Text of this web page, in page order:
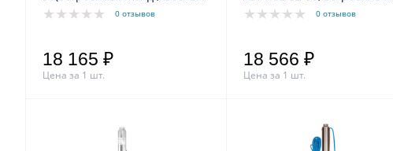
1.5) Aquario
0 отзывов
18 165 ₽
Цена за 1 шт.
конденсатор, кабель 30м
0 отзывов
18 566 ₽
Цена за 1 шт.